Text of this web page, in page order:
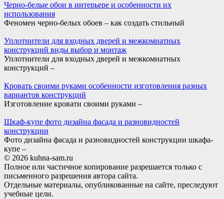
Черно-белые обои в интерьере и особенности их
использования
Феномен черно-белых обоев – как создать стильный
Уплотнители для входных дверей и межкомнатных
конструкций виды выбор и монтаж
Уплотнители для входных дверей и межкомнатных
конструкций –
Кровать своими руками особенности изготовления разных
вариантов конструкций
Изготовление кровати своими руками –
Шкаф-купе фото дизайна фасада и разновидностей
конструкции
Фото дизайна фасада и разновидностей конструкции шкафа-
купе –
© 2026 kuhna-sam.ru
Полное или частичное копирование разрешается только с
письменного разрешения автора сайта.
Отдельные материалы, опубликованные на сайте, преследуют
учебные цели.